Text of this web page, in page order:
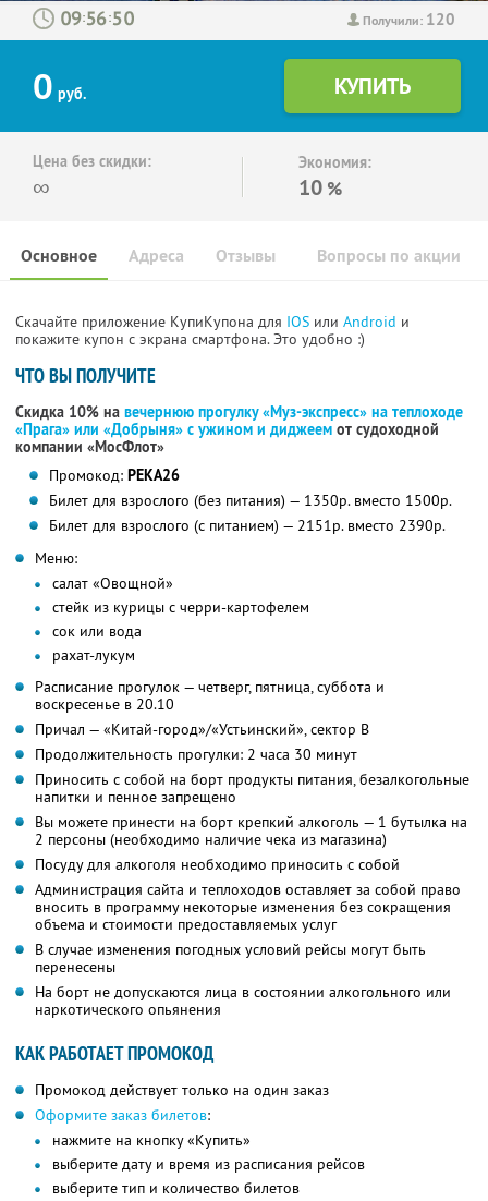
Получили: 120
: :
0 руб.
Цена без скидки:
∞
Экономия:
10 %
Основное Отзывы Вопросы по акции
Адреса
Скачайте приложение КупиКупона для IOS или Android и
покажите купон с экрана смартфона. Это удобно :)
ЧТО ВЫ ПОЛУЧИТЕ
Скидка 10% на вечернюю прогулку «Муз-экспресс» на теплоходе
«Прага» или «Добрыня» с ужином и диджеем от судоходной
компании «МосФлот»
Промокод: РЕКА26
Билет для взрослого (без питания) — 1350р. вместо 1500р.
Билет для взрослого (с питанием) — 2151р. вместо 2390р.
Меню:
салат «Овощной»
стейк из курицы с черри-картофелем
сок или вода
рахат-лукум
Расписание прогулок — четверг, пятница, суббота и
воскресенье в 20.10
Причал — «Китай-город»/«Устьинский», сектор B
Продолжительность прогулки: 2 часа 30 минут
Приносить с собой на борт продукты питания, безалкогольные
напитки и пенное запрещено
Вы можете принести на борт крепкий алкоголь — 1 бутылка на
2 персоны (необходимо наличие чека из магазина)
Посуду для алкоголя необходимо приносить с собой
Администрация сайта и теплоходов оставляет за собой право
вносить в программу некоторые изменения без сокращения
объема и стоимости предоставляемых услуг
В случае изменения погодных условий рейсы могут быть
перенесены
На борт не допускаются лица в состоянии алкогольного или
наркотического опьянения
КАК РАБОТАЕТ ПРОМОКОД
Промокод действует только на один заказ
Оформите заказ билетов:
нажмите на кнопку «Купить»
выберите дату и время из расписания рейсов
выберите тип и количество билетов